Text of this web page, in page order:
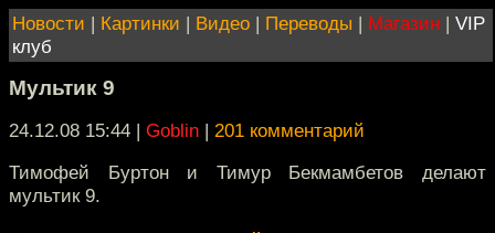
Новости | Картинки | Видео | Переводы | Магазин | VIP
клуб
Мультик 9
24.12.08 15:44 | Goblin | 201 комментарий
Тимофей Буртон и Тимур Бекмамбетов делают
мультик 9.